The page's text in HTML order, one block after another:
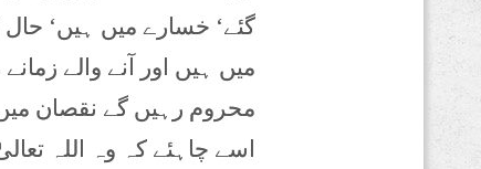
گئے‘ خسارے میں ہیں‘
میں ہیں اور آنے والے
محروم رہیں گے نقصان
اسے چاہئے کہ وہ اللہ